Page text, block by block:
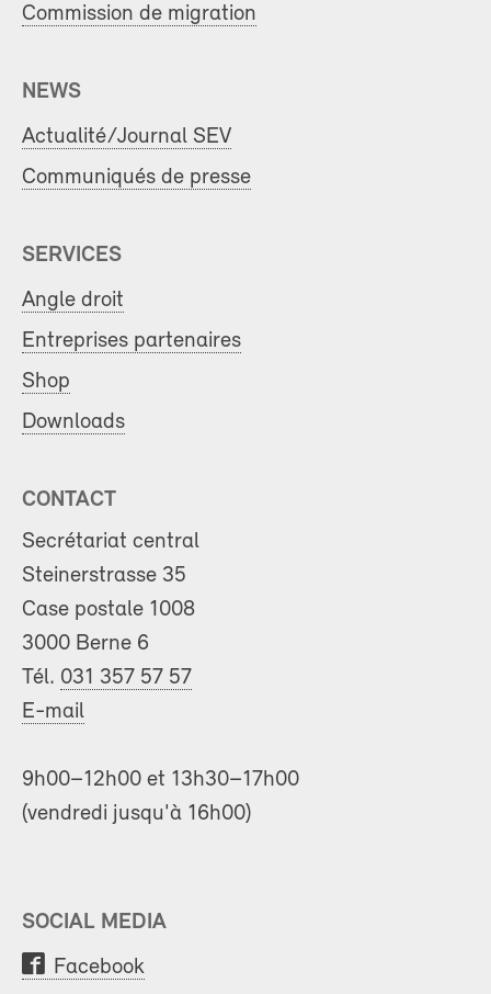
Commission de migration
NEWS
Actualité/Journal SEV
Communiqués de presse
SERVICES
Angle droit
Entreprises partenaires
Shop
Downloads
CONTACT
Secrétariat central
Steinerstrasse 35
Case postale 1008
3000 Berne 6
Tél. 031 357 57 57
E-mail
9h00–12h00 et 13h30–17h00
(vendredi jusqu'à 16h00)
SOCIAL MEDIA
Facebook